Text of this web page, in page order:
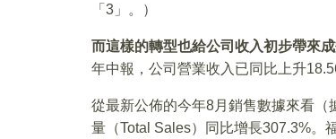
「3」。）
而這樣的轉型也給公司收入初步帶來成
年中報，公司營業收入已同比上升
從最新公佈的今年8月銷售數據來看
量（Total Sales）同比增長307.3%。